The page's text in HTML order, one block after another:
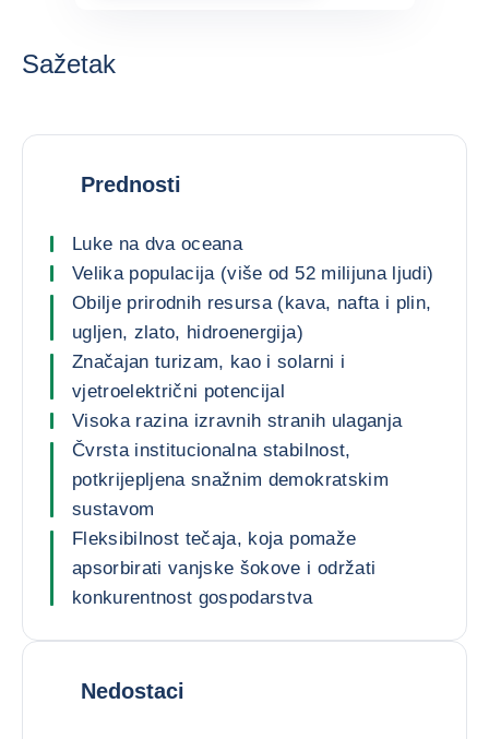
Sažetak
Prednosti
Luke na dva oceana
Velika populacija (više od 52 milijuna ljudi)
Obilje prirodnih resursa (kava, nafta i plin,
ugljen, zlato, hidroenergija)
Značajan turizam, kao i solarni i
vjetroelektrični potencijal
Visoka razina izravnih stranih ulaganja
Čvrsta institucionalna stabilnost,
potkrijepljena snažnim demokratskim
sustavom
Fleksibilnost tečaja, koja pomaže
apsorbirati vanjske šokove i održati
konkurentnost gospodarstva
Nedostaci